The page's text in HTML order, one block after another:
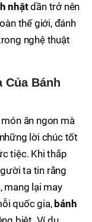
nhậtdần trở nên
thế giới, đánh
nghệ thuật
Của Bánh
ăn ngon mà
lời chúc tốt
tiệc. Khi thắp
ta tin rằng
mang lại may
quốc gia, bánh